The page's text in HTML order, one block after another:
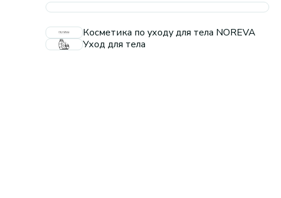
Косметика по уходу для тела NOREVA
Уход для тела